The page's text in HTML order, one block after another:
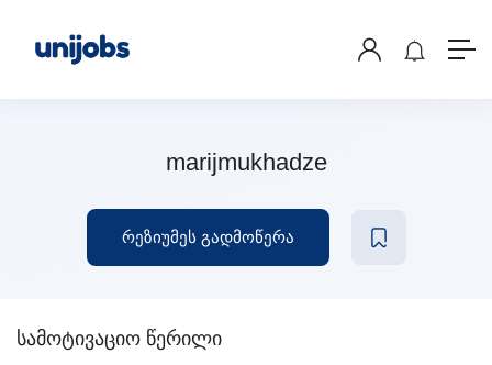
marijmukhadze
რეზიუმეს გადმოწერა
სამოტივაციო წერილი